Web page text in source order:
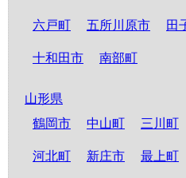
六戸町 五所川原市 田
十和田市 南部町
山形県
鶴岡市
中山町 三川町
河北町 新庄市 最上町